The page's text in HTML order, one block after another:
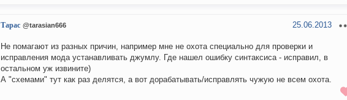
Тарас @tarasian666 25.06.2013
Не помагают из разных причин, например мне не охота специально для проверки и
исправления мода устанавливать джумлу. Где нашел ошибку синтаксиса - исправил, в
остальном уж извините)
А "схемами" тут как раз делятся, а вот дорабатывать/исправлять чужую не всем охота.